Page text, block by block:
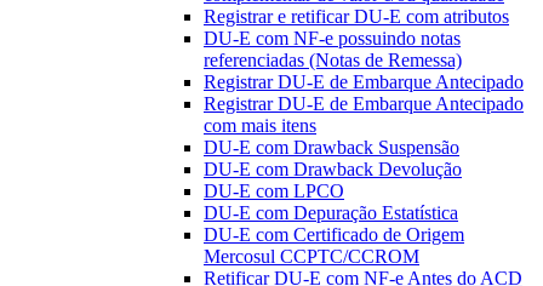
Registrar e retificar DU-E com atributos
DU-E com NF-e possuindo notas
referenciadas (Notas de Remessa)
Registrar DU-E de Embarque Antecipado
Registrar DU-E de Embarque Antecipado
com mais itens
DU-E com Drawback Suspensão
DU-E com Drawback Devolução
DU-E com LPCO
DU-E com Depuração Estatística
DU-E com Certificado de Origem
Mercosul CCPTC/CCROM
Retificar DU-E com NF-e Antes do ACD